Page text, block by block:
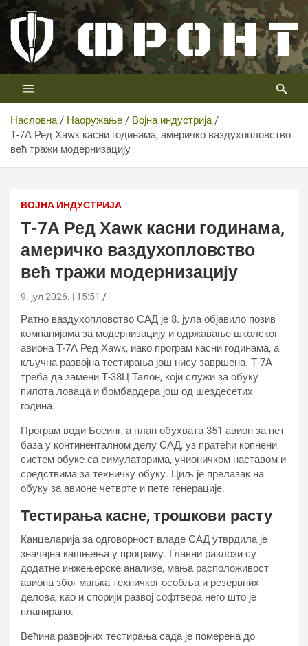
Скип
цонтент
Телевизија ФРОНТ
Први војни канал у Србији
Насловна Наоружање
Војна индустрија
Т-7А Ред Хаwк касни годинама, америчко ваздухопловство
већ тражи модернизацију
ВОЈНА ИНДУСТРИЈА
Т-7А Ред Хаwк касни годинама,
америчко ваздухопловство
већ тражи модернизацију
9. јул 2026. | 15:51
Ратно ваздухопловство САД је 8. јула објавило позив
компанијама за модернизацију и одржавање школског
авиона Т-7А Ред Хаwк, иако програм касни годинама, а
кључна развојна тестирања још нису завршена. Т-7А
треба да замени Т-38Ц Талон, који служи за обуку
пилота ловаца и бомбардера још од шездесетих
година.
Програм води Боеинг, а план обухвата 351 авион за пет
база у континенталном делу САД, уз пратећи копнени
систем обуке са симулаторима, учионичком наставом и
средствима за техничку обуку. Циљ је прелазак на
обуку за авионе четврте и пете генерације.
Тестирања касне, трошкови расту
Канцеларија за одговорност владе САД утврдила је
значајна кашњења у програму. Главни разлози су
додатне инжењерске анализе, мања расположивост
авиона због мањка техничког особља и резервних
делова, као и спорији развој софтвера него што је
планирано.
Већина развојних тестирања сада је померена до